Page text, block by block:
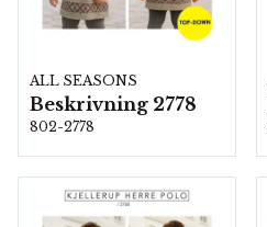
ALL SEASONS
Beskrivning 2778
802-2778